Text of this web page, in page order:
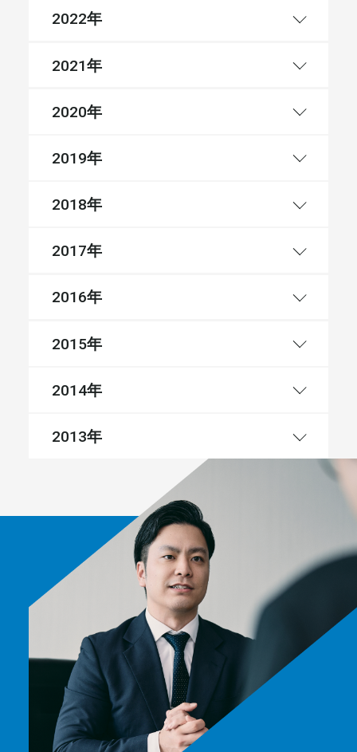
2022年
2021年
2020年
2019年
2018年
2017年
2016年
2015年
2014年
2013年